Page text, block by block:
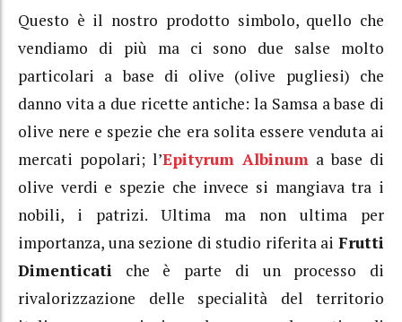
Questo è il nostro prodotto simbolo, quello che
vendiamo di più ma ci sono due salse molto
particolari a base di olive (olive pugliesi) che
danno vita a due ricette antiche: la Samsa a base di
olive nere e spezie che era solita essere venduta ai
mercati popolari; l’Epityrum Albinum a base di
olive verdi e spezie che invece si mangiava tra i
nobili, i patrizi. Ultima ma non ultima per
importanza, una sezione di studio riferita ai Frutti
Dimenticati che è parte di un processo di
rivalorizzazione delle specialità del territorio